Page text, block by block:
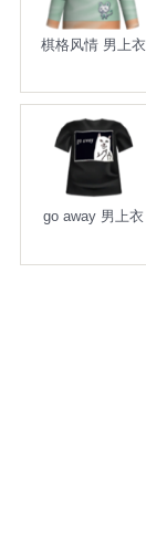
棋格风情 男上衣
go away 男上衣